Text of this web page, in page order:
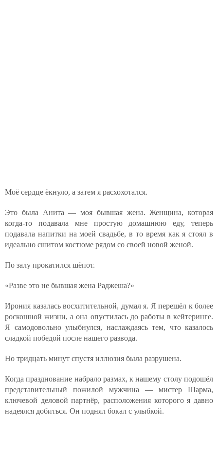
Моё сердце ёкнуло, а затем я расхохотался.
Это была Анита — моя бывшая жена. Женщина, которая
когда-то подавала мне простую домашнюю еду, теперь
подавала напитки на моей свадьбе, в то время как я стоял в
идеально сшитом костюме рядом со своей новой женой.
По залу прокатился шёпот.
«Разве это не бывшая жена Раджеша?»
Ирония казалась восхитительной, думал я. Я перешёл к более
роскошной жизни, а она опустилась до работы в кейтеринге.
Я самодовольно улыбнулся, наслаждаясь тем, что казалось
сладкой победой после нашего развода.
Но тридцать минут спустя иллюзия была разрушена.
Когда празднование набрало размах, к нашему столу подошёл
представительный пожилой мужчина — мистер Шарма,
ключевой деловой партнёр, расположения которого я давно
надеялся добиться. Он поднял бокал с улыбкой.